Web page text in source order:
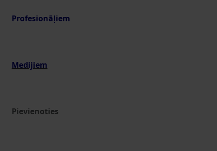
Profesionāļiem
Medijiem
Pievienoties